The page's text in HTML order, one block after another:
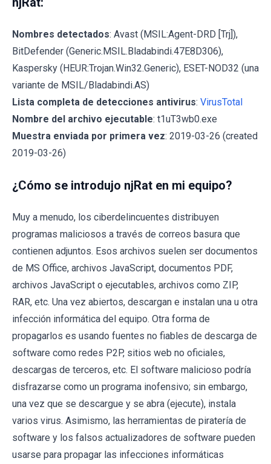
Nombres detectados: Avast (MSIL:Agent-DRD [Trj]),
BitDefender (Generic.MSIL.Bladabindi.47E8D306),
Kaspersky (HEUR:Trojan.Win32.Generic), ESET-NOD32 (una
variante de MSIL/Bladabindi.AS)
Lista completa de detecciones antivirus: VirusTotal
Nombre del archivo ejecutable: t1uT3wb0.exe
Muestra enviada por primera vez: 2019-03-26 (created
2019-03-26)
¿Cómo se introdujo njRat en mi equipo?
Muy a menudo, los ciberdelincuentes distribuyen
programas maliciosos a través de correos basura que
contienen adjuntos. Esos archivos suelen ser documentos
de MS Office, archivos JavaScript, documentos PDF,
archivos JavaScript o ejecutables, archivos como ZIP,
RAR, etc. Una vez abiertos, descargan e instalan una u otra
infección informática del equipo. Otra forma de
propagarlos es usando fuentes no fiables de descarga de
software como redes P2P, sitios web no oficiales,
descargas de terceros, etc. El software malicioso podría
disfrazarse como un programa inofensivo; sin embargo,
una vez que se descargue y se abra (ejecute), instala
varios virus. Asimismo, las herramientas de piratería de
software y los falsos actualizadores de software pueden
usarse para propagar las infecciones informáticas